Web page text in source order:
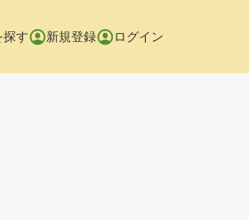
探す 新規登録 ログイン